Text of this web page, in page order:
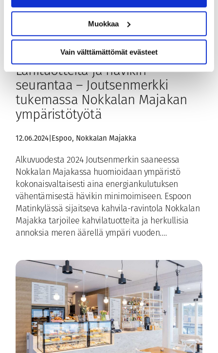
Muokkaa
Vain välttämättömät evästeet
Lähituotteita ja hävikin
seurantaa – Joutsenmerkki
tukemassa Nokkalan Majakan
ympäristötyötä
12.06.2024 Espoo, Nokkalan Majakka
Alkuvuodesta 2024 Joutsenmerkin saaneessa
Nokkalan Majakassa huomioidaan ympäristö
kokonaisvaltaisesti aina energiankulutuksen
vähentämisestä hävikin minimoimiseen. Espoon
Matinkylässä sijaitseva kahvila-ravintola Nokkalan
Majakka tarjoilee kahvilatuotteita ja herkullisia
annoksia meren äärellä ympäri vuoden.…